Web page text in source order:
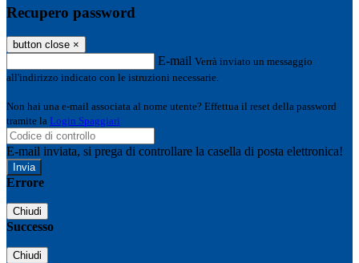
Recupero password
button close ×
E-mail Verrà inviato un messaggio
all'indirizzo indicato con le istruzioni necessarie.
Non hai una e-mail associata al nome utente? Effettua il reset della password
tramite la Login Spaggiari
E-mail inviata, si prega di controllare la casella di posta elettronica!
Errore
Chiudi
Successo
Chiudi